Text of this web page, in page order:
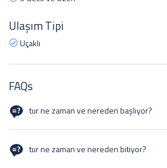
Ulaşım Tipi
Uçaklı
FAQs
tur ne zaman ve nereden başlıyor?
tur ne zaman ve nereden bitiyor?